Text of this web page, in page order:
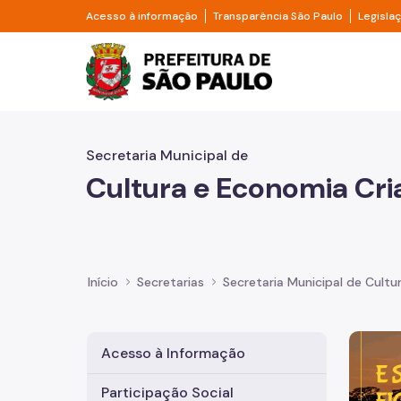
Pular para o Conteúdo principal
Acesso à informação Divisor de acesso à informação
Transparência São Paulo Divisor
Prefeitura de São
Secretaria Municipal de
Cultura e Economia
Início Secretarias Secretaria Municipal de
Acesso à Informação
Participação Social